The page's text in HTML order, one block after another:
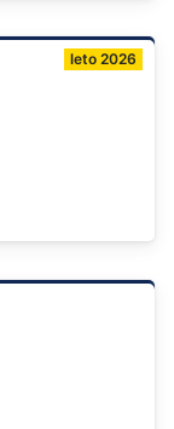
leto 2026